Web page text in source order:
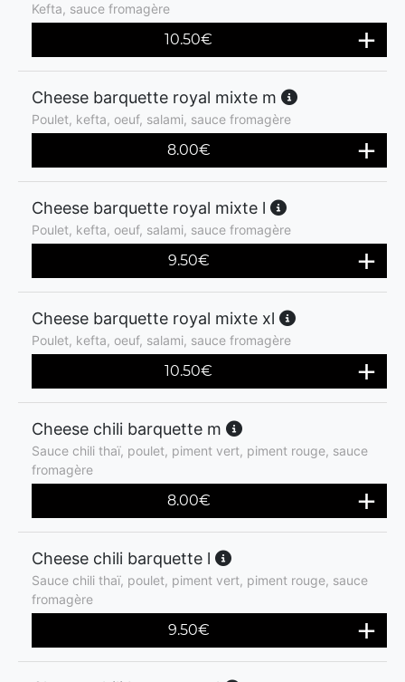
Kefta, sauce fromagère
10.50€
Cheese barquette royal mixte m
Poulet, kefta, oeuf, salami, sauce fromagère
8.00€
Cheese barquette royal mixte l
Poulet, kefta, oeuf, salami, sauce fromagère
9.50€
Cheese barquette royal mixte xl
Poulet, kefta, oeuf, salami, sauce fromagère
10.50€
Cheese chili barquette m
Sauce chili thaï, poulet, piment vert, piment rouge, sauce
fromagère
8.00€
Cheese chili barquette l
Sauce chili thaï, poulet, piment vert, piment rouge, sauce
fromagère
9.50€